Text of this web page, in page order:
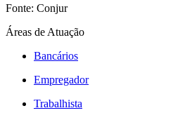
Fonte: Conjur
Áreas de Atuação
Bancários
Empregador
Trabalhista